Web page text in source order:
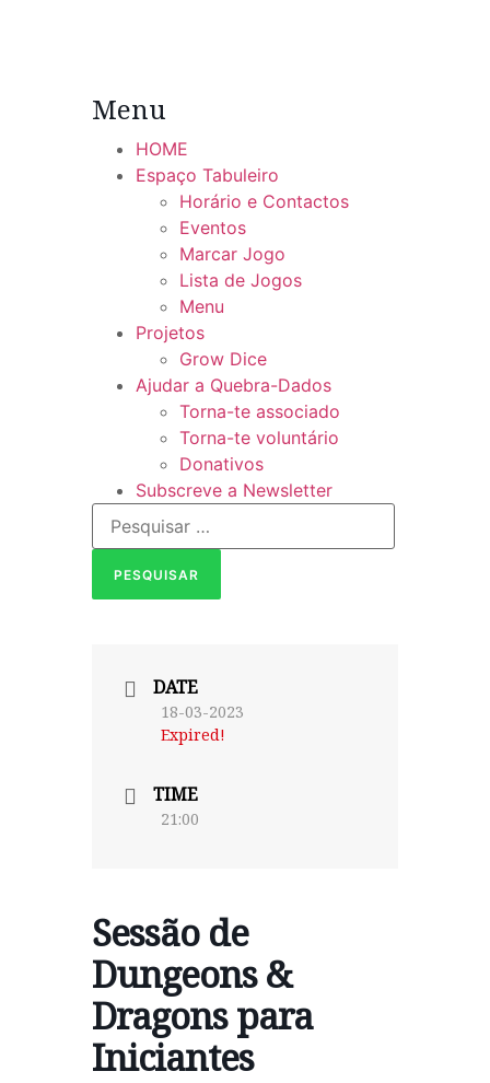
Menu
HOME
Espaço Tabuleiro
Horário e Contactos
Eventos
Marcar Jogo
Lista de Jogos
Menu
Projetos
Grow Dice
Ajudar a Quebra-Dados
Torna-te associado
Torna-te voluntário
Donativos
Subscreve a Newsletter
DATE
18-03-2023
Expired!
TIME
21:00
Sessão de
Dungeons &
Dragons para
Iniciantes